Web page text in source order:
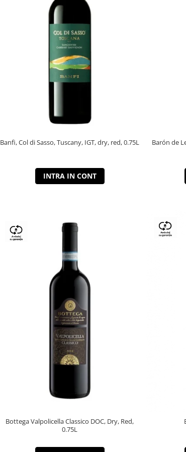
Banfi, Col di Sasso, Tuscany, IGT, dry, red, 0.75L
INTRA IN CONT
Barón de
Bottega Valpolicella Classico DOC, Dry, Red,
0.75L